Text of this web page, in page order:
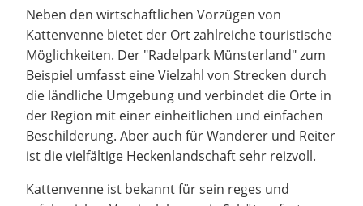
Neben den wirtschaftlichen Vorzügen von
Kattenvenne bietet der Ort zahlreiche touristische
Möglichkeiten. Der "Radelpark Münsterland" zum
Beispiel umfasst eine Vielzahl von Strecken durch
die ländliche Umgebung und verbindet die Orte in
der Region mit einer einheitlichen und einfachen
Beschilderung. Aber auch für Wanderer und Reiter
ist die vielfältige Heckenlandschaft sehr reizvoll.
Kattenvenne ist bekannt für sein reges und